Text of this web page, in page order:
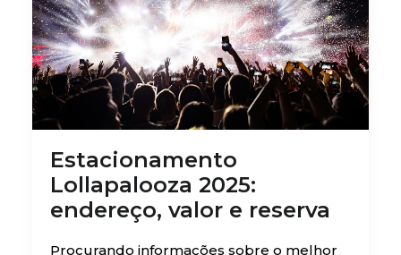
Estacionamento
Lollapalooza 2025:
endereço, valor e reserva
Procurando informações sobre o melhor